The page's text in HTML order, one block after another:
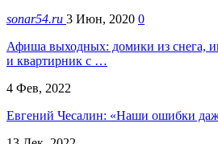
sonar54.ru 3 Июн, 2020 0
Афиша выходных: домики из снега,
и квартирник с …
4 Фев, 2022
Евгений Чесалин: «Наши ошибки